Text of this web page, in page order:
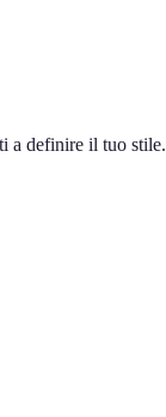
a definire il tuo stile.